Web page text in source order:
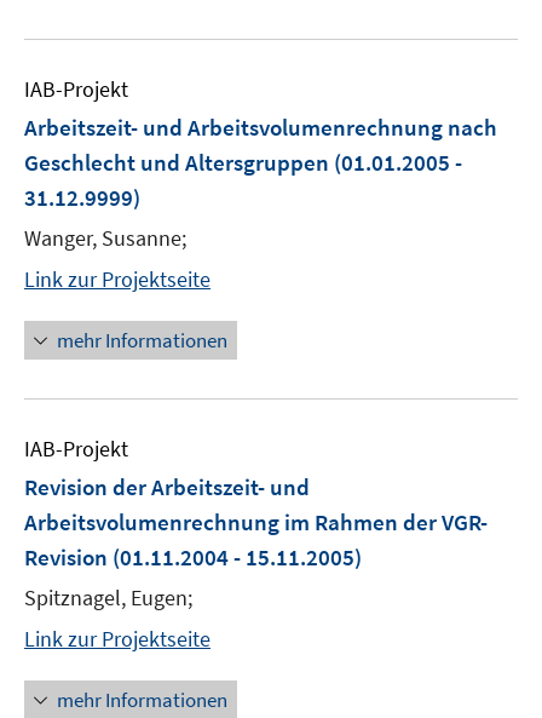
IAB-Projekt
Arbeitszeit- und Arbeitsvolumenrechnung nach
Geschlecht und Altersgruppen (01.01.2005 -
31.12.9999)
Wanger, Susanne;
Link zur Projektseite
mehr Informationen
IAB-Projekt
Revision der Arbeitszeit- und
Arbeitsvolumenrechnung im Rahmen der VGR-
Revision (01.11.2004 - 15.11.2005)
Spitznagel, Eugen;
Link zur Projektseite
mehr Informationen